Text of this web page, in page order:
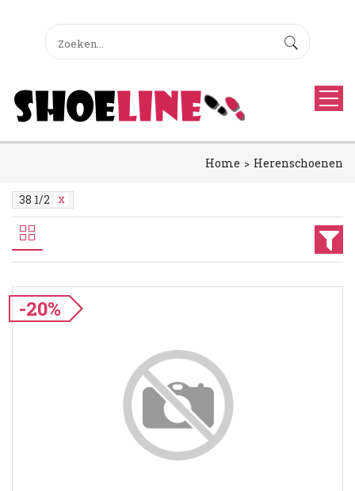
Home Herenschoenen
38 1/2
-20%